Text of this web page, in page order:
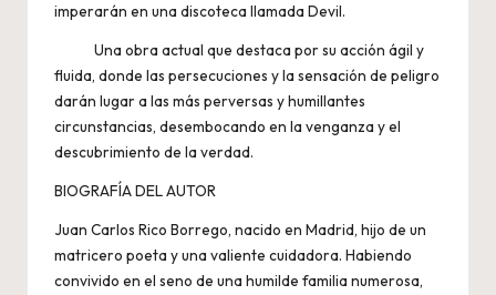
imperarán en una discoteca llamada Devil.
Una obra actual que destaca por su acción ágil y
fluida, donde las persecuciones y la sensación de peligro
darán lugar a las más perversas y humillantes
circunstancias, desembocando en la venganza y el
descubrimiento de la verdad.
BIOGRAFÍA DEL AUTOR
Juan Carlos Rico Borrego, nacido en Madrid, hijo de un
matricero poeta y una valiente cuidadora. Habiendo
convivido en el seno de una humilde familia numerosa,